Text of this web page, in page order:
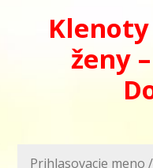
ženy